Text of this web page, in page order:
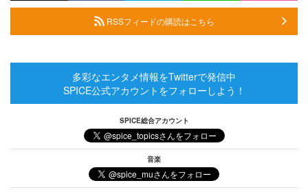
RSSフィードの購読はこちら
多彩なエンタメ情報をTwitterで発信中
SPICE公式アカウントをフォローしよう！
SPICE総合アカウント
音楽